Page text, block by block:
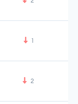
1
2